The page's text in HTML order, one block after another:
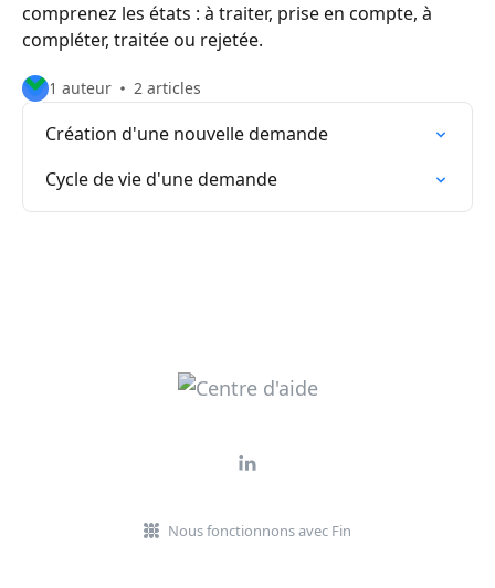
comprenez les états : à traiter, prise en compte, à
compléter, traitée ou rejetée.
1 auteur 2 articles
Création d'une nouvelle demande
Cycle de vie d'une demande
Nous fonctionnons avec Fin